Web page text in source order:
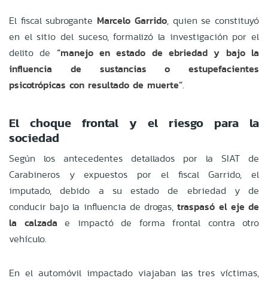
El fiscal subrogante Marcelo Garrido, quien se constituyó
en el sitio del suceso, formalizó la investigación por el
delito de “manejo en estado de ebriedad y bajo la
influencia de sustancias o estupefacientes
psicotrópicas con resultado de muerte”.
El choque frontal y el riesgo para la
sociedad
Según los antecedentes detallados por la SIAT de
Carabineros y expuestos por el fiscal Garrido, el
imputado, debido a su estado de ebriedad y de
conducir bajo la influencia de drogas,traspasó el eje de
la calzada e impactó de forma frontal contra otro
vehículo.
En el automóvil impactado viajaban las tres víctimas,